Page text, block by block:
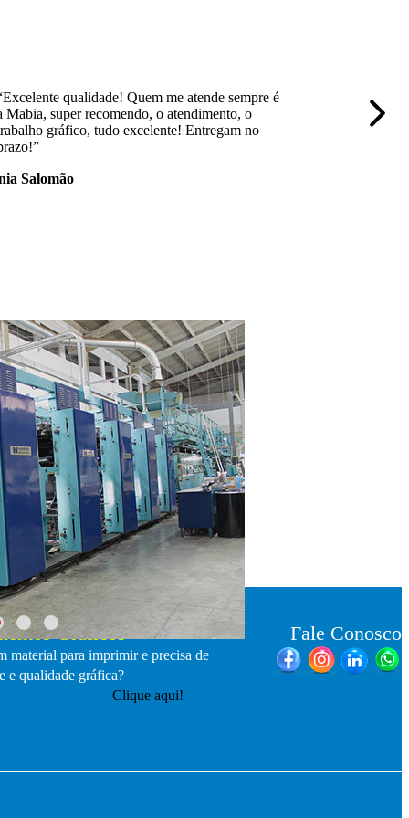
qualidade! Quem me atende sempre é
Mabia, super recomendo, o atendimento, o
gráfico, tudo excelente! Entregam no
Salomão
Gráficos
material para imprimir e precisa de
e qualidade gráfica?
Clique aqui!
Fale Conosco